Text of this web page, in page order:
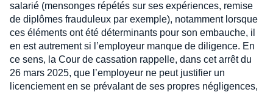
salarié (mensonges répétés sur ses expériences, remise
de diplômes frauduleux par exemple), notamment lorsque
ces éléments ont été déterminants pour son embauche, il
en est autrement si l’employeur manque de diligence. En
ce sens, la Cour de cassation rappelle, dans cet arrêt du
26 mars 2025, que l’employeur ne peut justifier un
licenciement en se prévalant de ses propres négligences,